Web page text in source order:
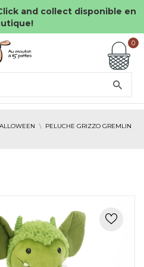
and collect disponible en
0
PELUCHE GRIZZO GREMLIN